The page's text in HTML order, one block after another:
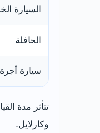
السيارة
الحافلة
سيارة أجرة
تتأثر مدة
وكارلايل.